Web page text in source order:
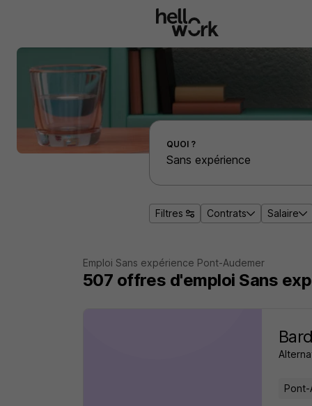
Effectuer une recherche d'emploi par localité
QUOI ?
Filtres Contrats Salaire
Emploi Sans expérience Pont-Audemer
507 offres d'emploi Sans
Pont-